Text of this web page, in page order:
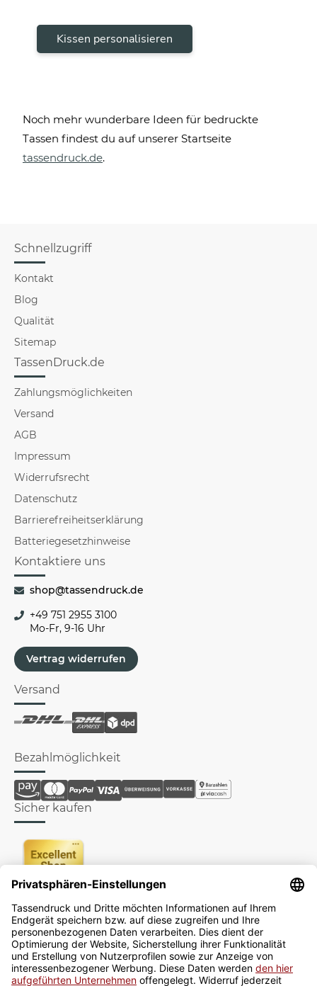
Kissen personalisieren
Noch mehr wunderbare Ideen für bedruckte
Tassen findest du auf unserer Startseite
tassendruck.de.
Schnellzugriff
Kontakt
Blog
Qualität
Sitemap
TassenDruck.de
Zahlungsmöglichkeiten
Versand
AGB
Impressum
Widerrufsrecht
Datenschutz
Barrierefreiheitserklärung
Batteriegesetzhinweise
Kontaktiere uns
shop@tassendruck.de
+49 751 2955 3100
Mo-Fr, 9-16 Uhr
Vertrag widerrufen
Versand
Bezahlmöglichkeit
Sicher kaufen
Newsletter